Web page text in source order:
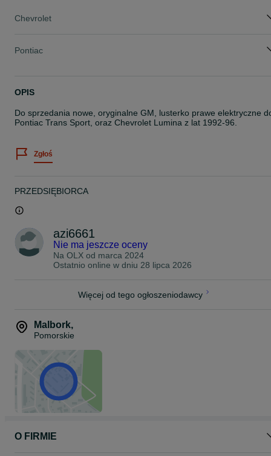
Chevrolet
Pontiac
OPIS
Do sprzedania nowe, oryginalne GM, lusterko prawe elektryczne
Pontiac Trans Sport, oraz Chevrolet Lumina z lat 1992-96.
Zgłoś
PRZEDSIĘBIORCA
azi6661
Nie ma jeszcze oceny
Na OLX od marca 2024
Ostatnio online w dniu 28 lipca 2026
Więcej od tego ogłoszeniodawcy
Malbork,
Pomorskie
O FIRMIE